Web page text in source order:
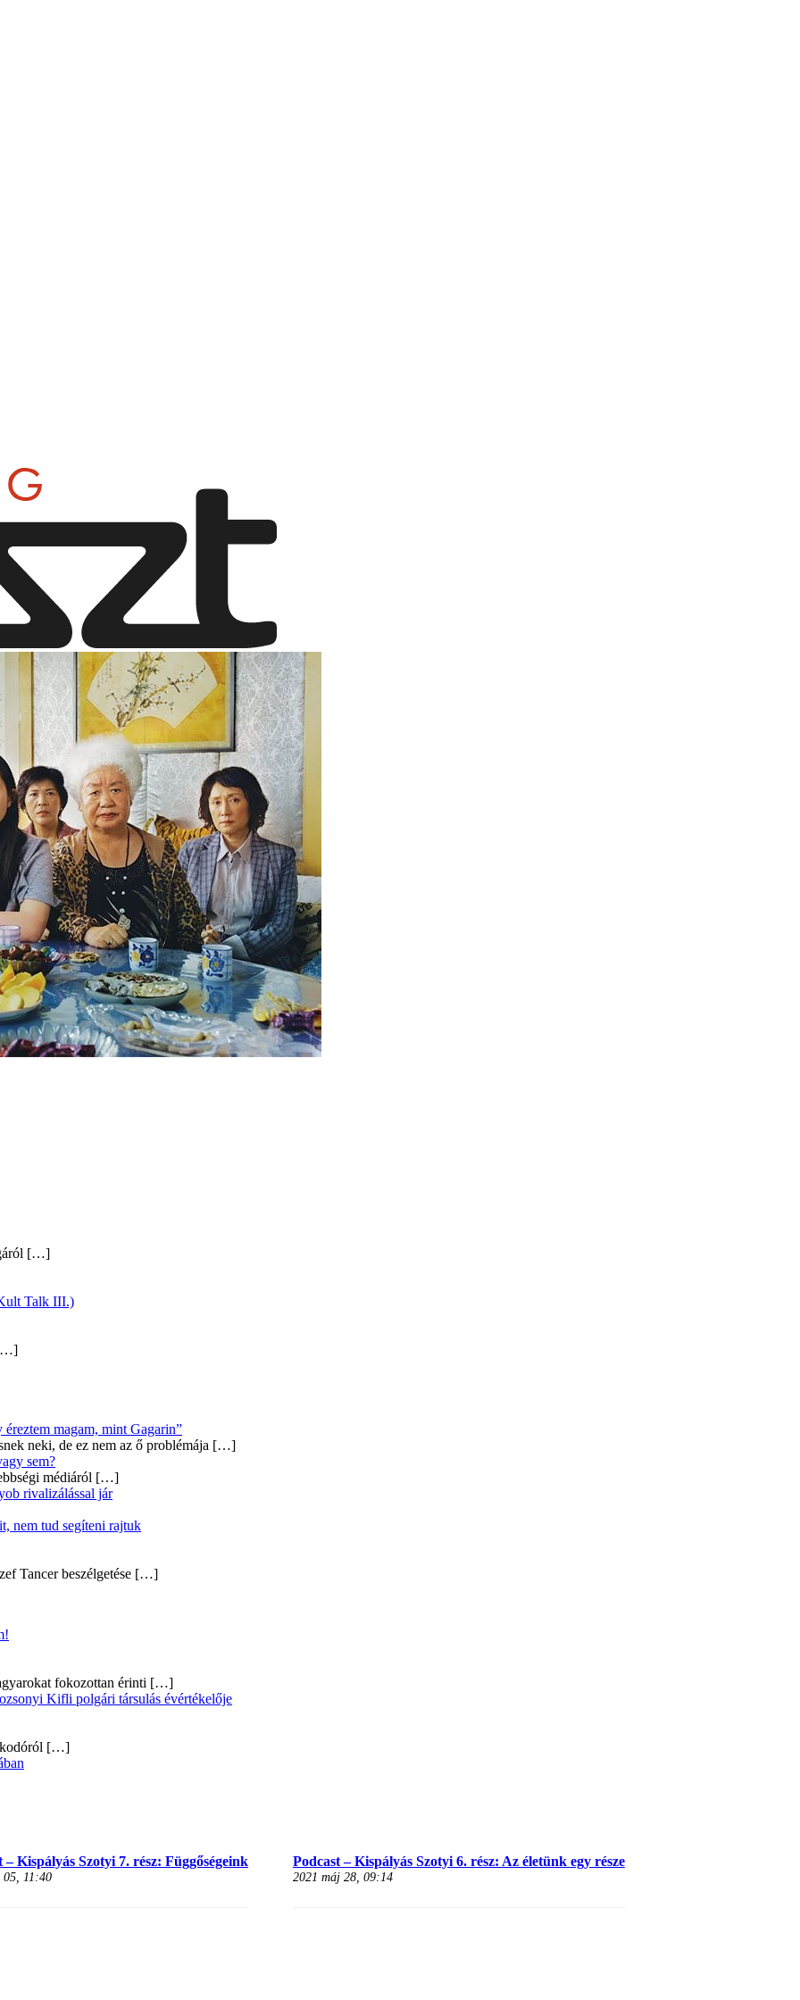
[…]
Talk III.)
magam, mint Gagarin”
neki, de ez nem az ő problémája […]
sem?
médiáról […]
rivalizálással jár
nem tud segíteni rajtuk
Tancer beszélgetése […]
fokozottan érinti […]
Kifli polgári társulás évértékelője
[…]
– Kispályás Szotyi 7. rész: Függőségeink
05, 11:40
Podcast – Kispályás Szotyi 6. rész: Az életünk egy része
2021 máj 28, 09:14